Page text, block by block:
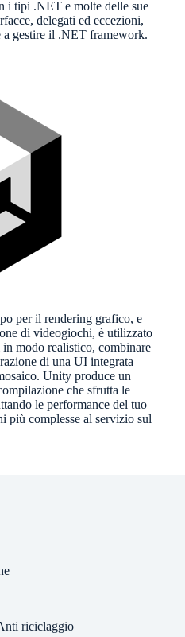
i tipi .NET e molte delle sue
delegati ed eccezioni,
a gestire il .NET framework.
per il rendering grafico, e
di videogiochi, è utilizzato
modo realistico, combinare
di una UI integrata
Unity produce un
che sfrutta le
le performance del tuo
più complesse al servizio sul
riciclaggio